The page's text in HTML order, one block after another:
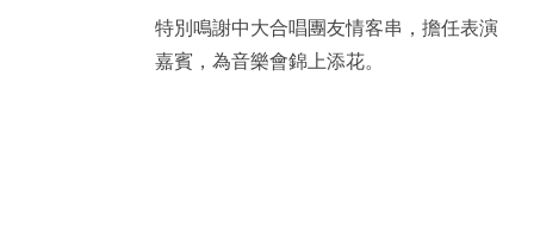
特別鳴謝中大合唱團友情客串，擔任表演
嘉賓，為音樂會錦上添花。